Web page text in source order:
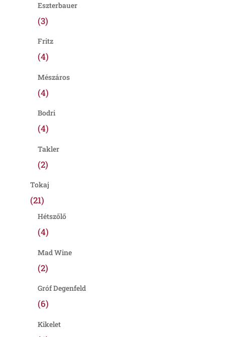
Eszterbauer
(3)
Fritz
(4)
Mészáros
(4)
Bodri
(4)
Takler
(2)
Tokaj
(21)
Hétszőlő
(4)
Mad Wine
(2)
Gróf Degenfeld
(6)
Kikelet